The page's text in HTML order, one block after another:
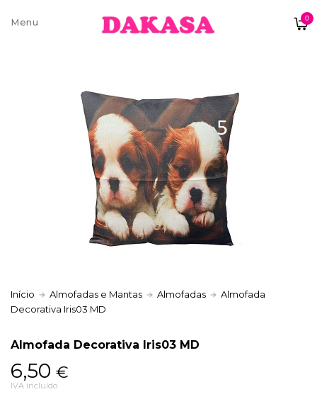
0
Sobre nós
Contatos e moradas
Pagamentos e Envios
Trocas e Devoluções
Início Almofadas e Mantas Almofadas
Almofada
Decorativa Iris03 MD
Almofada Decorativa Iris03 MD
6,50 €
IVA incluído